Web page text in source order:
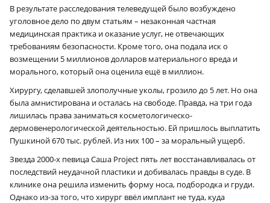
В результате расследования телеведущей было возбуждено
уголовное дело по двум статьям – незаконная частная
медицинская практика и оказание услуг, не отвечающих
требованиям безопасности. Кроме того, она подала иск о
возмещении 5 миллионов долларов материального вреда и
морального, который она оценила ещё в миллион.
Хирургу, сделавшей злополучные уколы, грозило до 5 лет. Но она
была амнистирована и осталась на свободе. Правда, на три года
лишилась права заниматься косметологическо-
дермовенерологической деятельностью. Ей пришлось выплатить
Пушкиной 670 тыс. рублей. Из них 100 – за моральный ущерб.
Звезда 2000‑х певица Саша Project пять лет восстанавливалась от
последствий неудачной пластики и добивалась правды в суде. В
клинике она решила изменить форму носа, подбородка и груди.
Однако из-за того, что хирург ввёл имплант не туда, куда